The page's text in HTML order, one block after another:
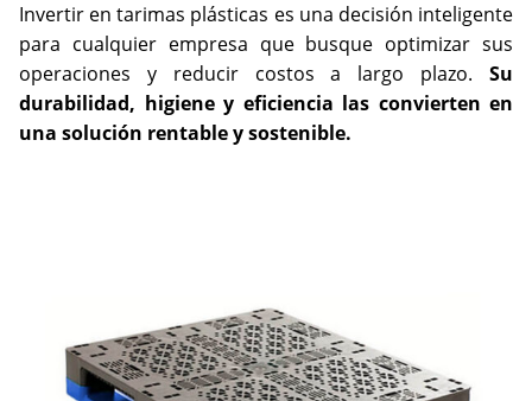
Invertir en tarimas plásticas es una decisión inteligente
para cualquier empresa que busque optimizar sus
operaciones y reducir costos a largo plazo. Su
durabilidad, higiene y eficiencia las convierten en
una solución rentable y sostenible.